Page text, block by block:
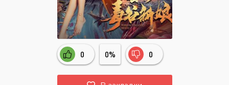
Регистрация Восстановить пароль
Или войти через
0 0% 0